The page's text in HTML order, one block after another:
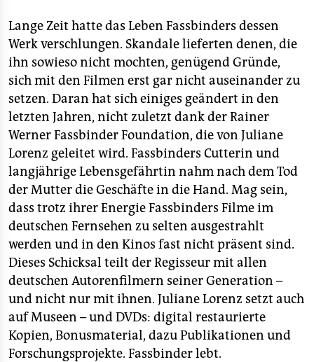
Lange Zeit hatte das Leben Fassbinders dessen
Werk verschlungen. Skandale lieferten denen, die
ihn sowieso nicht mochten, genügend Gründe,
sich mit den Filmen erst gar nicht auseinander zu
setzen. Daran hat sich einiges geändert in den
letzten Jahren, nicht zuletzt dank der Rainer
Werner Fassbinder Foundation, die von Juliane
Lorenz geleitet wird. Fassbinders Cutterin und
langjährige Lebensgefährtin nahm nach dem Tod
der Mutter die Geschäfte in die Hand. Mag sein,
dass trotz ihrer Energie Fassbinders Filme im
deutschen Fernsehen zu selten ausgestrahlt
werden und in den Kinos fast nicht präsent sind.
Dieses Schicksal teilt der Regisseur mit allen
deutschen Autorenfilmern seiner Generation –
und nicht nur mit ihnen. Juliane Lorenz setzt auch
auf Museen – und DVDs: digital restaurierte
Kopien, Bonusmaterial, dazu Publikationen und
Forschungsprojekte. Fassbinder lebt.